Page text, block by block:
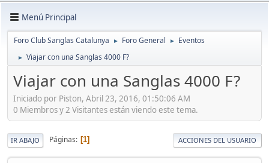
Menú Principal
Foro Club Sanglas Catalunya ► Foro General ► Eventos
► Viajar con una Sanglas 4000 F?
Viajar con una Sanglas 4000 F?
Iniciado por Piston, Abril 23, 2016, 01:50:06 AM
0 Miembros y 2 Visitantes están viendo este tema.
IR ABAJO Páginas 1 ACCIONES DEL USUARIO